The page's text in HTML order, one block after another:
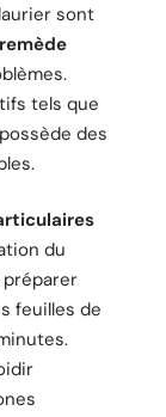
sont
remède
tels que
des
du
préparer
feuilles de